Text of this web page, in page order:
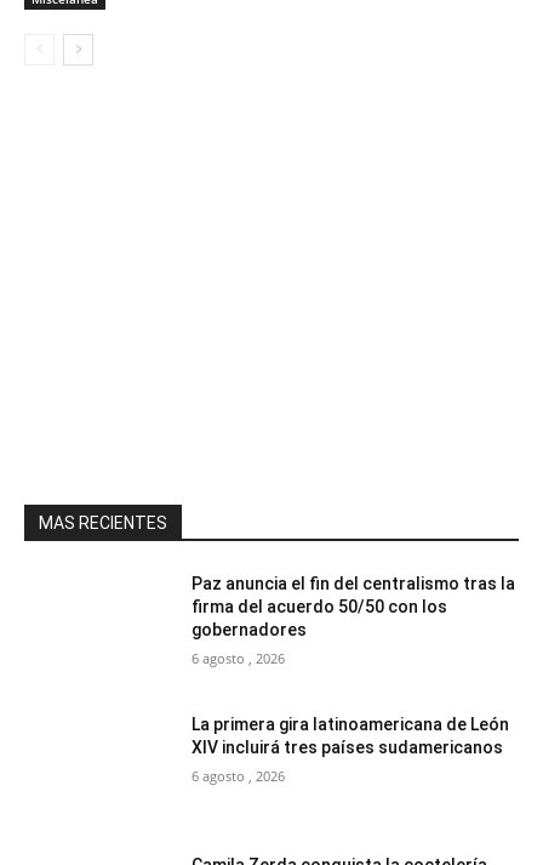
MAS RECIENTES
Paz anuncia el fin del centralismo tras la
firma del acuerdo 50/50 con los
gobernadores
6 agosto , 2026
La primera gira latinoamericana de León
XIV incluirá tres países sudamericanos
6 agosto , 2026